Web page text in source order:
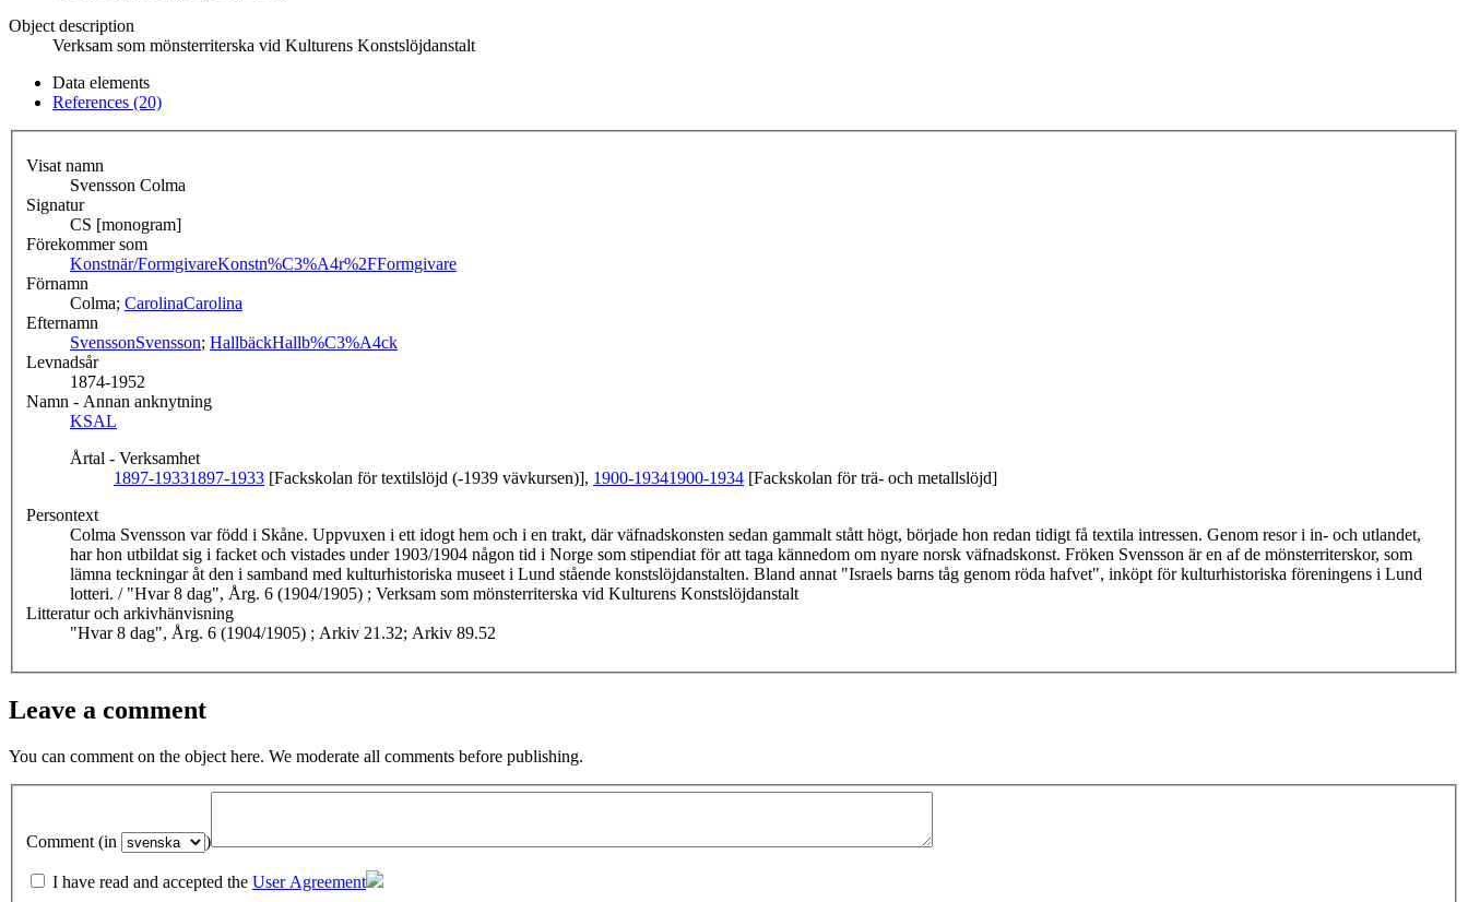
Object description
Verksam som mönsterriterska vid Kulturens Konstslöjdanstalt
Data elements
References (20)
Visat namn
Svensson Colma
Signatur
CS [monogram]
Förekommer som
Konstnär/FormgivareKonstn%C3%A4r%2FFormgivare
Förnamn
Colma; CarolinaCarolina
Efternamn
SvenssonSvensson; HallbäckHallb%C3%A4ck
Levnadsår
1874-1952
Namn - Annan anknytning
KSAL
Årtal - Verksamhet
1897-19331897-1933 [Fackskolan för textilslöjd (-1939 vävkursen)], 1900-19341900-1934 [Fackskolan för trä- och metallslöjd]
Persontext
Colma Svensson var född i Skåne. Uppvuxen i ett idogt hem och i en trakt, där väfnadskonsten sedan gammalt stått högt, började hon redan tidigt få textila intressen. Genom resor i in- och utlandet,
har hon utbildat sig i facket och vistades under 1903/1904 någon tid i Norge som stipendiat för att taga kännedom om nyare norsk väfnadskonst. Fröken Svensson är en af de mönsterriterskor, som
lämna teckningar åt den i samband med kulturhistoriska museet i Lund stående konstslöjdanstalten. Bland annat "Israels barns tåg genom röda hafvet", inköpt för kulturhistoriska föreningens i Lund
lotteri. / "Hvar 8 dag", Årg. 6 (1904/1905) ; Verksam som mönsterriterska vid Kulturens Konstslöjdanstalt
Litteratur och arkivhänvisning
"Hvar 8 dag", Årg. 6 (1904/1905) ; Arkiv 21.32; Arkiv 89.52
Leave a comment
You can comment on the object here. We moderate all comments before publishing.
Comment (in )
I have read and accepted the User Agreement